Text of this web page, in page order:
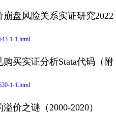
盘风险关系实证研究2022
1-1.html
买实证分析Stata代码（附
1-1.html
价之谜（2000-2020）